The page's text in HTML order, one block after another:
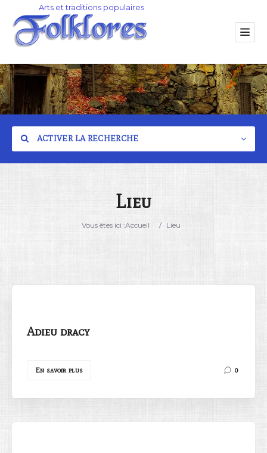
ACTIVER LA RECHERCHE
Lieu
Vous êtes ici :Accueil / Lieu
Adieu dracy
En savoir plus 0